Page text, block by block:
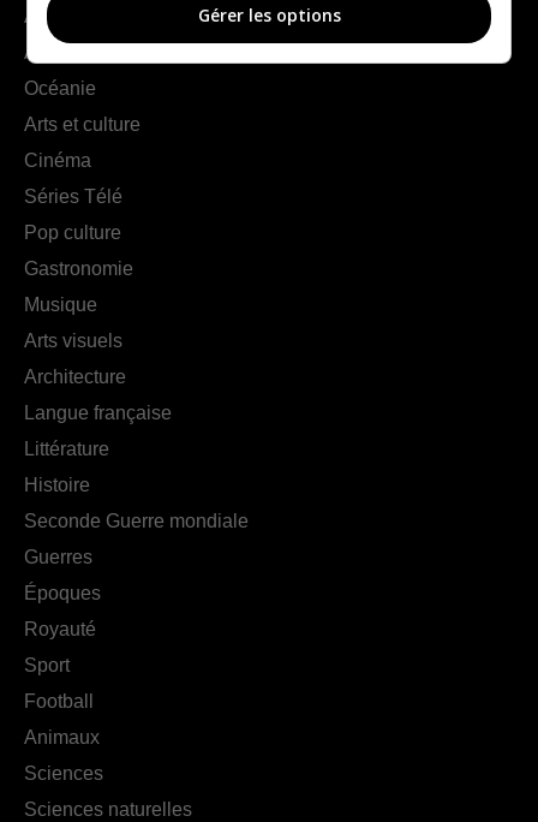
Asie
Afrique
Océanie
Arts et culture
Cinéma
Séries Télé
Pop culture
Gastronomie
Musique
Arts visuels
Architecture
Langue française
Littérature
Histoire
Seconde Guerre mondiale
Guerres
Époques
Royauté
Sport
Football
Animaux
Sciences
Sciences naturelles
Gérer les options